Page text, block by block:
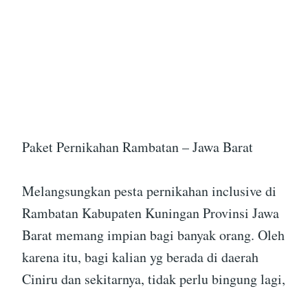
Paket Pernikahan Rambatan – Jawa Barat
Melangsungkan pesta pernikahan inclusive di
Rambatan Kabupaten Kuningan Provinsi Jawa
Barat memang impian bagi banyak orang. Oleh
karena itu, bagi kalian yg berada di daerah
Ciniru dan sekitarnya, tidak perlu bingung lagi,